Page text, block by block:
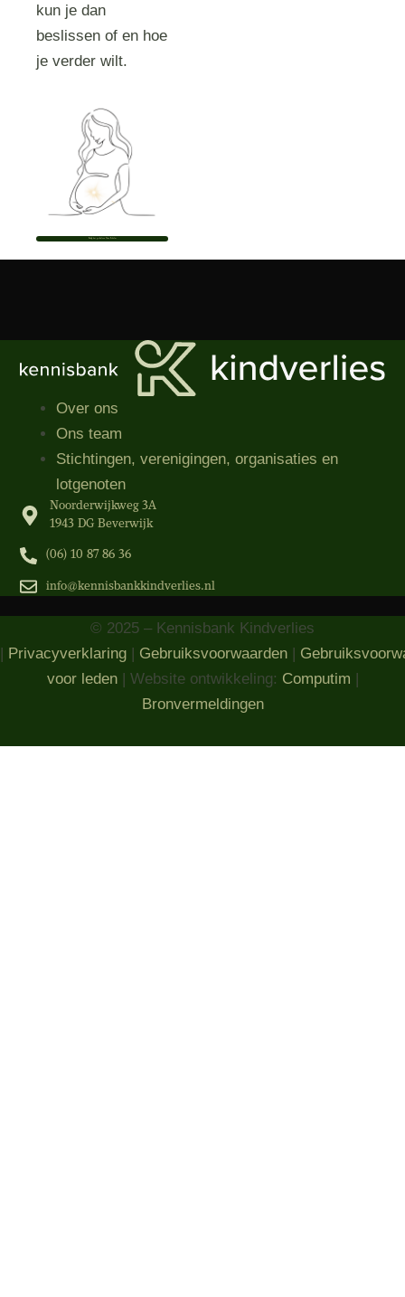
kun je dan
beslissen of en hoe
je verder wilt.
Bekijk het profiel van Thea Schäfer
Over ons
Ons team
Stichtingen, verenigingen, organisaties​ en
lotgenoten
Noorderwijkweg 3A
1943 DG Beverwijk
(06) 10 87 86 36‬
info@kennisbankkindverlies.nl
© 2025 – Kennisbank Kindverlies
Privacyverklaring Gebruiksvoorwaarden
voor leden| Website ontwikkeling: Computim
Bronvermeldingen